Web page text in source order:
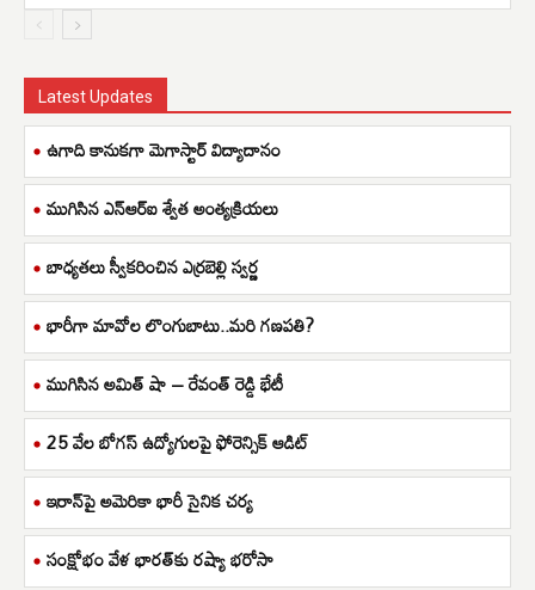
Latest Updates
ఉగాది కానుకగా మెగాస్టార్ విద్యాదానం
ముగిసిన ఎన్ఆర్ఐ శ్వేత అంత్యక్రియలు
బాధ్యతలు స్వీకరించిన ఎర్రబెల్లి స్వర్ణ
భారీగా మావోల లొంగుబాటు..మరి గణపతి?
ముగిసిన అమిత్ షా – రేవంత్ రెడ్డి భేటీ
25 వేల బోగస్ ఉద్యోగులపై ఫోరెన్సిక్ ఆడిట్
ఇరాన్‌పై అమెరికా భారీ సైనిక చర్య
సంక్షోభం వేళ భారత్‌కు రష్యా భరోసా